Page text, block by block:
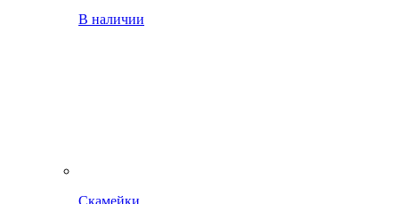
В наличии
Скамейки